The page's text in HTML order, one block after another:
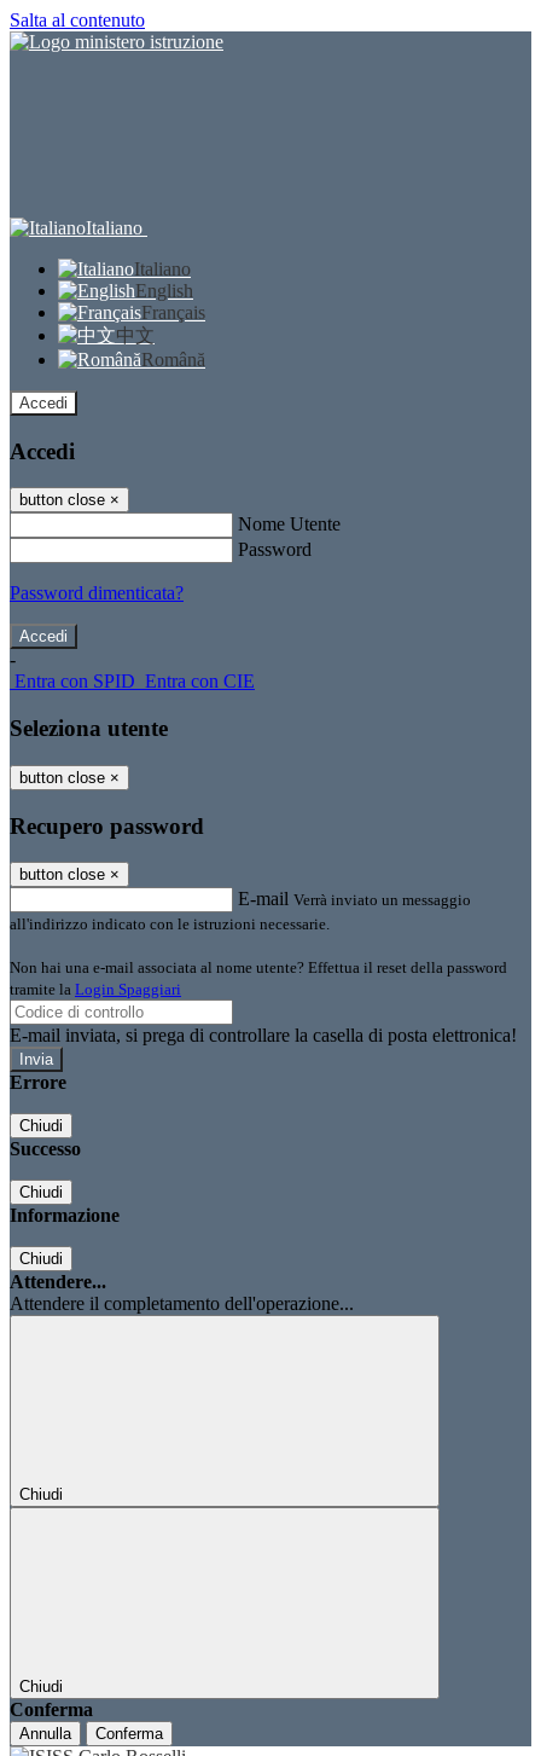
Salta al contenuto
Italiano
Italiano
English
Français
中文
Română
Accedi
Accedi
button close ×
Nome Utente
Password
Password dimenticata?
-
Entra con SPID Entra con CIE
Seleziona utente
button close ×
Recupero password
button close ×
E-mail Verrà inviato un messaggio
all'indirizzo indicato con le istruzioni necessarie.
Non hai una e-mail associata al nome utente? Effettua il reset della password
tramite la Login Spaggiari
E-mail inviata, si prega di controllare la casella di posta elettronica!
Errore
Chiudi
Successo
Chiudi
Informazione
Chiudi
Attendere...
Attendere il completamento dell'operazione...
Chiudi
Chiudi
Conferma
Annulla Conferma